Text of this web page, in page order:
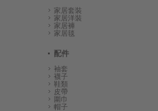
家居套裝
家居洋裝
家居褲
家居毯
配件
袖套
襪子
鞋類
皮帶
圍巾
帽子